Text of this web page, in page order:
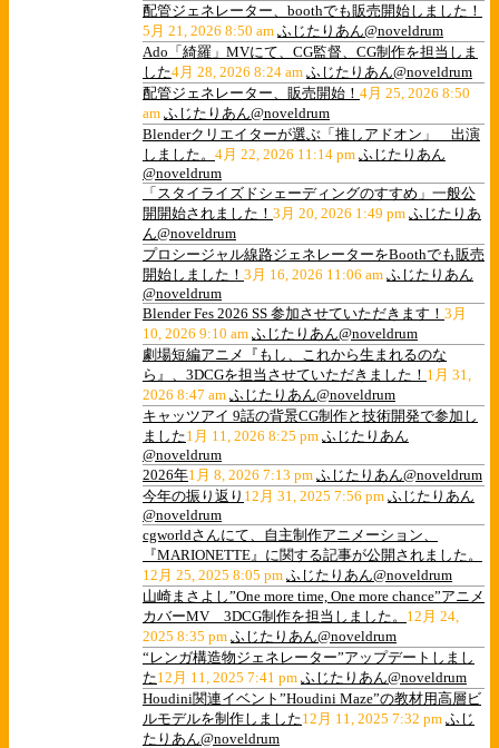
配管ジェネレーター、boothでも販売開始しました！
5月 21, 2026 8:50 am ふじたりあん@noveldrum
Ado「綺羅」MVにて、CG監督、CG制作を担当しま
した4月 28, 2026 8:24 am ふじたりあん@noveldrum
配管ジェネレーター、販売開始！ 4月 25, 2026 8:50
am ふじたりあん@noveldrum
Blenderクリエイターが選ぶ「推しアドオン」 出演
しました。 4月 22, 2026 11:14 pm ふじたりあん
@noveldrum
「スタイライズドシェーディングのすすめ」一般公
開開始されました！ 3月 20, 2026 1:49 pm ふじたりあ
ん@noveldrum
プロシージャル線路ジェネレーターをBoothでも販売
開始しました！ 3月 16, 2026 11:06 am ふじたりあん
@noveldrum
Blender Fes 2026 SS 参加させていただきます！ 3月
10, 2026 9:10 am ふじたりあん@noveldrum
劇場短編アニメ『もし、これから生まれるのな
ら』、3DCGを担当させていただきました！ 1月 31,
2026 8:47 am ふじたりあん@noveldrum
キャッツアイ 9話の背景CG制作と技術開発で参加し
ました1月 11, 2026 8:25 pm ふじたりあん
@noveldrum
2026年1月 8, 2026 7:13 pm ふじたりあん@noveldrum
今年の振り返り 12月 31, 2025 7:56 pm ふじたりあん
@noveldrum
cgworldさんにて、自主制作アニメーション、
『MARIONETTE』に関する記事が公開されました。
12月 25, 2025 8:05 pm ふじたりあん@noveldrum
山崎まさよし”One more time, One more chance”アニメ
カバーMV 3DCG制作を担当しました。 12月 24,
2025 8:35 pm ふじたりあん@noveldrum
“レンガ構造物ジェネレーター”アップデートしまし
た12月 11, 2025 7:41 pm ふじたりあん@noveldrum
Houdini関連イベント”Houdini Maze”の教材用高層ビ
ルモデルを制作しました12月 11, 2025 7:32 pm ふじ
たりあん@noveldrum